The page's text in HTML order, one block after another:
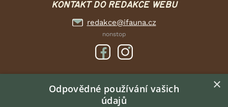
KONTAKT DO REDAKCE WEBU
redakce@ifauna.cz
nonstop
DOMOVSKÁ STRÁNKA
INZERCE
×
Odpovědné používání vašich
údajů